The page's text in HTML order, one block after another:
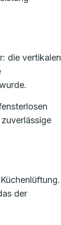
die vertikalen
der